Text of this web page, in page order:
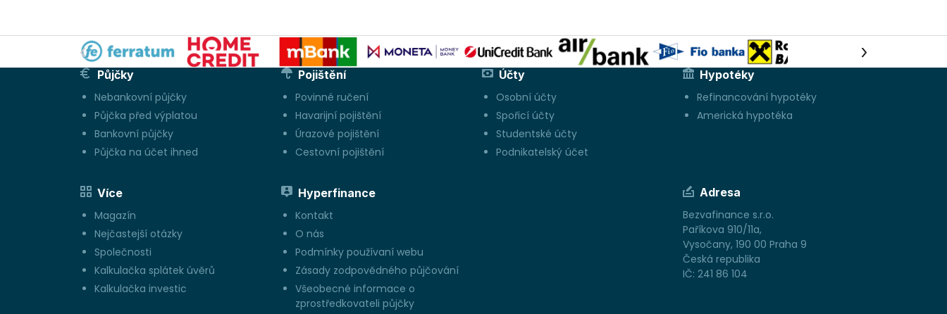
Půjčky
Nebankovní půjčky
Půjčka před výplatou
Bankovní půjčky
Půjčka na účet ihned
Pojištění
Povinné ručení
Havarijní pojištění
Úrazové pojištění
Cestovní pojištění
Účty
Osobní účty
Spořicí účty
Studentské účty
Podnikatelský účet
Hypotéky
Refinancování hypotéky
Americká hypotéka
Více
Magazín
Nejčastejší otázky
Společnosti
Kalkulačka splátek úvěrů
Kalkulačka investic
Hyperfinance
Kontakt
O nás
Podmínky používaní webu
Zásady zodpovědného půjčování
Všeobecné informace o
zprostředkovateli půjčky
Adresa
Bezvafinance s.r.o.
Paříkova 910/11a,
Vysočany, 190 00 Praha 9
Česká republika
IČ: 241 86 104